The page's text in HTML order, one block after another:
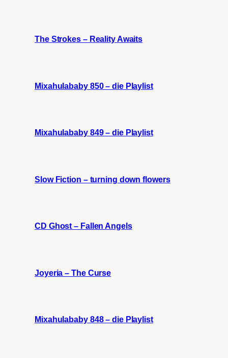
The Strokes – Reality Awaits
Mixahulababy 850 – die Playlist
Mixahulababy 849 – die Playlist
Slow Fiction – turning down flowers
CD Ghost – Fallen Angels
Joyeria – The Curse
Mixahulababy 848 – die Playlist